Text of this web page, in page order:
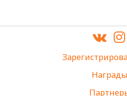
Награды